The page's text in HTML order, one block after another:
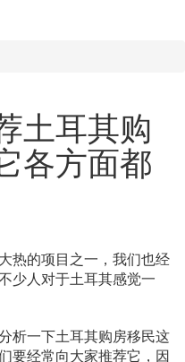
土耳其购
各方面都
热的项目之一，我们也经
少人对于土耳其感觉一
析一下土耳其购房移民这
要经常向大家推荐它，因